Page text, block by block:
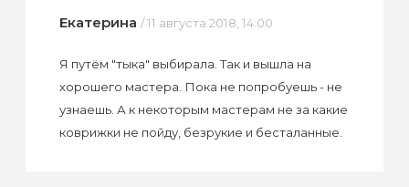
Екатерина / 11 августа 2018, 14:00
Я путём "тыка" выбирала. Так и вышла на
хорошего мастера. Пока не попробуешь - не
узнаешь. А к некоторым мастерам не за какие
коврижки не пойду, безрукие и бесталанные.